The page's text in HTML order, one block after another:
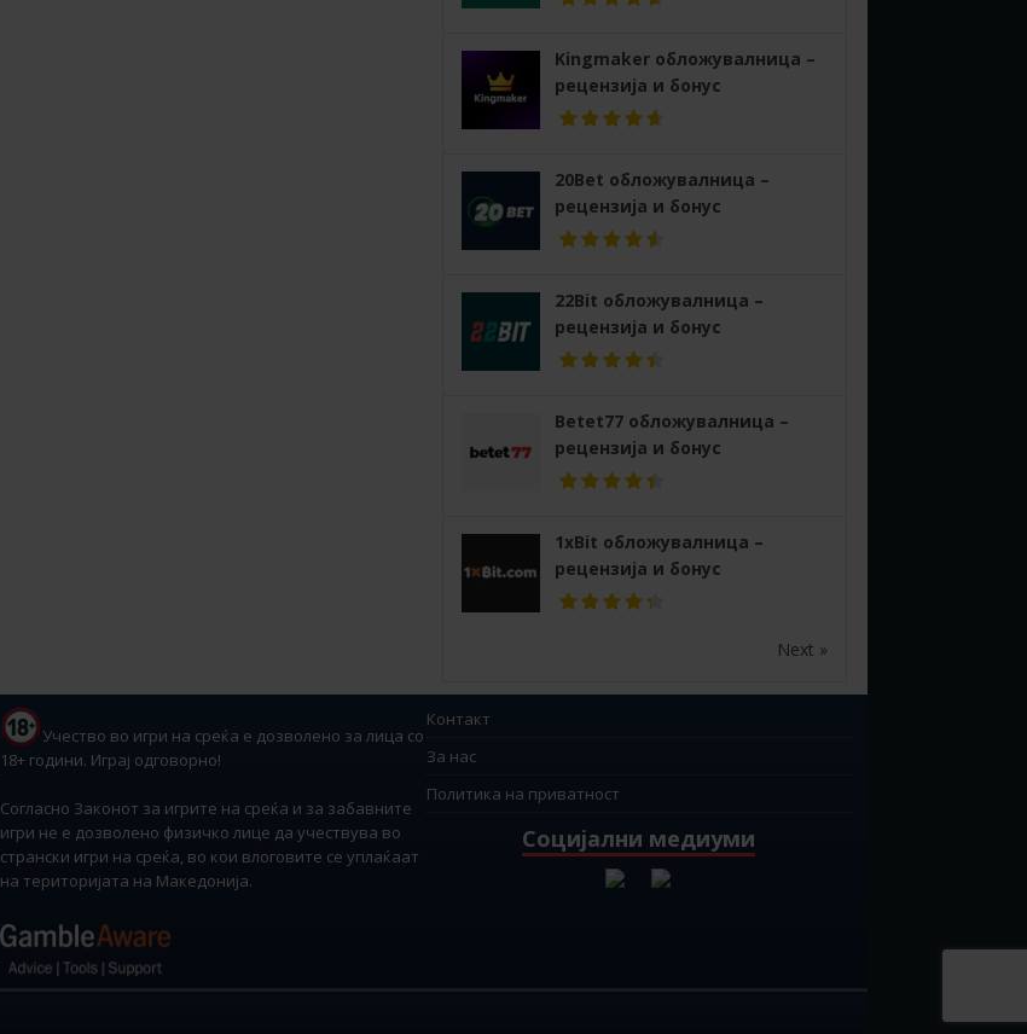
Kingmaker обложувалница –
рецензија и бонус
20Bet обложувалница –
рецензија и бонус
22Bit обложувалница –
рецензија и бонус
Betet77 обложувалница –
рецензија и бонус
1xBit обложувалница –
рецензија и бонус
Next »
Учество во игри на среќа е дозволено за лица со
18+ години. Играј одговорно!
Согласно Законот за игрите на среќа и за забавните
игри не е дозволено физичко лице да учествува во
странски игри на среќа, во кои влоговите се уплаќаат
на територијата на Македонија.
Контакт
За нас
Политика на приватност
Социјални медиуми